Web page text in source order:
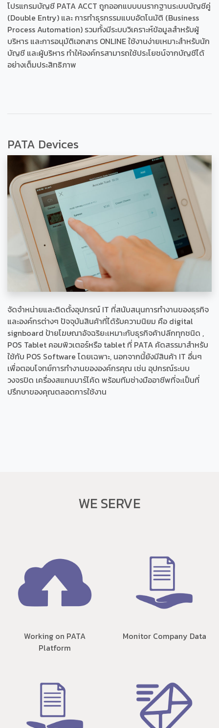
โปรแกรมบัญชี PATA ACCT ถูกออกแบบบนรากฐานระบบบัญชีคู่
(Double Entry) และ การทำธุรกรรมแบบอัตโนมัติ (Business
Process Automation) รวมทั้งมีระบบวิเคราะห์ข้อมูลสำหรับผู้
บริหาร และการอนุมัติเอกสาร ONLINE ใช้งานง่ายเหมาะสำหรับนัก
บัญชี และผู้บริหาร ทำให้องค์กรสามารถใช้ประโยชน์จากบัญชีได้
อย่างเต็มประสิทธิภาพ
PATA Devices
จัดจำหน่ายและติดตั้งอุปกรณ์ IT ที่สนับสนุนการทำงานของธุรกิจ
และองค์กรต่างๆ ปัจจุบันสินค้าที่ได้รับความนิยม คือ digital
signboard ป้ายโฆษณาอัจฉริยะเหมาะกับธุรกิจค้าปลีกทุกชนิด ,
POS Tablet คอมพิวเตอร์หรือ tablet ที่ PATA คัดสรรมาสำหรับ
ใช้กับ POS Software โดยเฉพาะ, นอกจากนี้ยังมีสินค้า IT อื่นๆ
เพื่อตอบโจทย์การทำงานขององค์กรคุณ เช่น อุปกรณ์ระบบ
วงจรปิด เครื่องสแกนบาร์โค้ด พร้อมทีมช่างมืออาชีพที่จะเป็นที่
ปรึกษาของคุณตลอดการใช้งาน
WE SERVE
Working on PATA
Platform
Monitor Company Data